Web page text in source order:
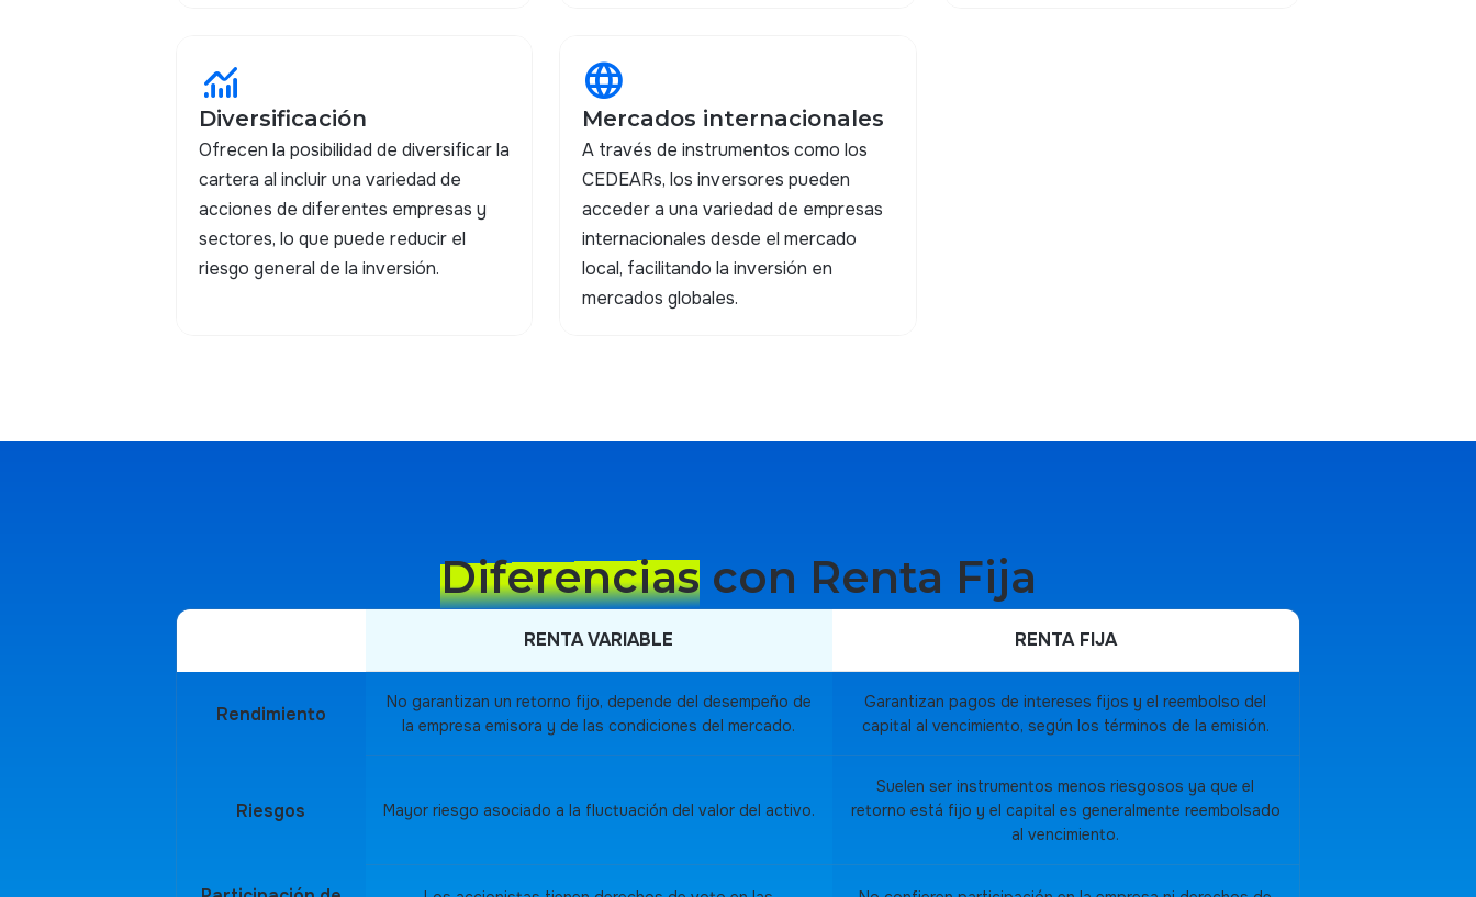
monitoring
Diversificación
Ofrecen la posibilidad de diversificar la
cartera al incluir una variedad de
acciones de diferentes empresas y
sectores, lo que puede reducir el
riesgo general de la inversión.
language
Mercados internacionales
A través de instrumentos como los
CEDEARs, los inversores pueden
acceder a una variedad de empresas
internacionales desde el mercado
local, facilitando la inversión en
mercados globales.
Diferenciascon Renta Fija
RENTA VARIABLE RENTA FIJA
Rendimiento
No garantizan un retorno fijo, depende del desempeño de
la empresa emisora y de las condiciones del mercado.
Garantizan pagos de intereses fijos y el reembolso del
capital al vencimiento, según los términos de la emisión.
Riesgos Mayor riesgo asociado a la fluctuación del valor del activo.
Suelen ser instrumentos menos riesgosos ya que el
retorno está fijo y el capital es generalmente reembolsado
al vencimiento.